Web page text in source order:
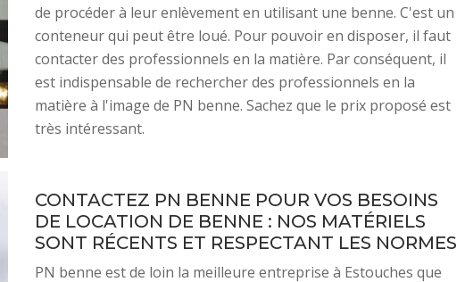
de procéder à leur enlèvement en utilisant une benne. C'est un
conteneur qui peut être loué. Pour pouvoir en disposer, il faut
contacter des professionnels en la matière. Par conséquent, il
est indispensable de rechercher des professionnels en la
matière à l'image de PN benne. Sachez que le prix proposé est
très intéressant.
CONTACTEZ PN BENNE POUR VOS BESOINS
DE LOCATION DE BENNE : NOS MATÉRIELS
SONT RÉCENTS ET RESPECTANT LES NORMES
PN benne est de loin la meilleure entreprise à Estouches que